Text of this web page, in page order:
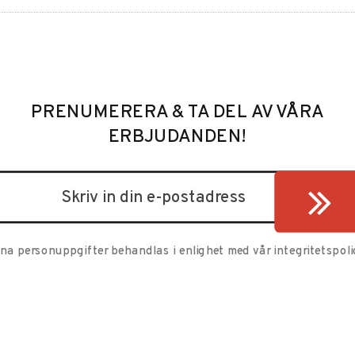
PRENUMERERA & TA DEL AV VÅRA
ERBJUDANDEN!
personuppgifter behandlas i enlighet med vår